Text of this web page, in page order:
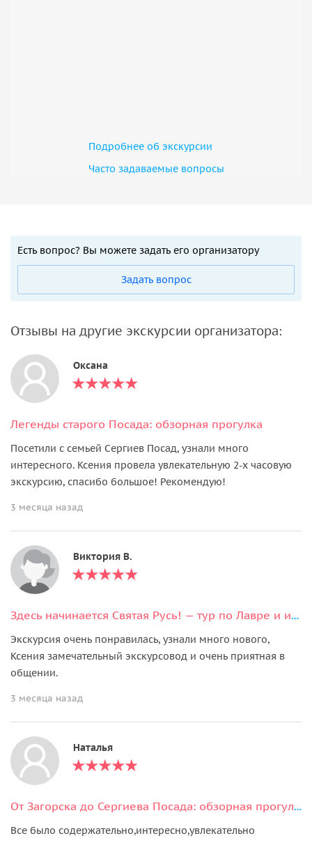
Подробнее об экскурсии
Часто задаваемые вопросы
Есть вопрос? Вы можете задать его организатору
Задать вопрос
Отзывы на другие экскурсии организатора:
Оксана
Легенды старого Посада: обзорная прогулка
Посетили с семьей Сергиев Посад, узнали много
интересного. Ксения провела увлекательную 2-х часовую
экскурсию, спасибо большое! Рекомендую!
3 месяца назад
Виктория В.
Здесь начинается Святая Русь! — тур по Лавре и исторической части Посада
Экскурсия очень понравилась, узнали много нового,
Ксения замечательный экскурсовод и очень приятная в
общении.
3 месяца назад
Наталья
От Загорска до Сергиева Посада: обзорная прогулка по Троице-Сергиевой лавре
Все было содержательно,интересно,увлекательно